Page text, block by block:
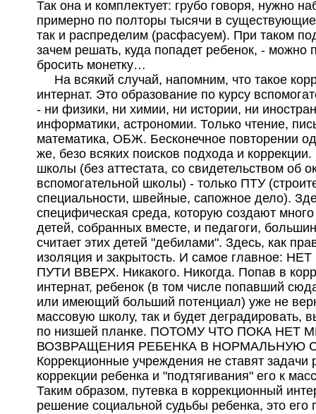
Так она и комплектует: грубо говоря, нужно
примерно по полторы тысячи в
так и распределим (расфасуем). При таком
зачем решать, куда попадет ребенок, - можно
бросить монетку…
На всякий случай, напомним, что такое
интернат. Это образование по курсу
- ни физики, ни химии, ни истории, ни
информатики, астрономии. Только чтение,
математика, ОБЖ. Бесконечное повторении
же, безо всяких поисков подхода и
школы (без аттестата, со свидетельством об
вспомогательной школы) - только ПТУ
специальности, швейные, сапожное дело).
специфическая среда, которую создают
детей, собранных вместе, и педагоги,
считает этих детей "дебилами". Здесь, как
изоляция и закрытость. И самое главное:
ПУТИ ВВЕРХ. Никакого. Никогда. Попав в
интернат, ребенок (в том числе попавший
или имеющий больший потенциал) уже не
массовую школу, так и будет деградировать,
по низшей планке. ПОТОМУ ЧТО ПОКА НЕТ
ВОЗВРАЩЕНИЯ РЕБЕНКА В НОРМАЛЬНУЮ
Коррекционные учреждения не ставят задачи
коррекции ребенка и "подтягивания" его к
Таким образом, путевка в коррекционный
решение социальной судьбы ребенка, это его